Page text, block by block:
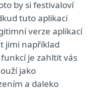
by si festivaloví
tuto aplikaci
verze aplikací
jimi například
je zahltit vás
jako
a daleko